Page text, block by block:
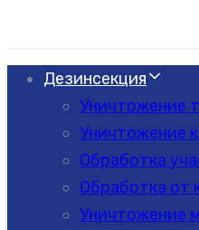
Дезинсекция
Уничтожение
Уничтожение
Обработка
Обработка от
Уничтожение